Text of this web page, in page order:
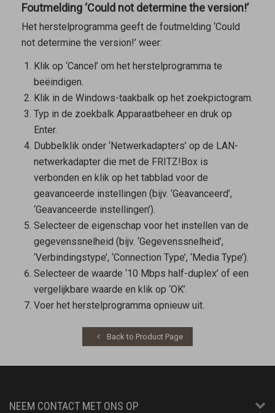
Foutmelding ‘Could not determine the version!’
Het herstelprogramma geeft de foutmelding ‘Could
not determine the version!’ weer:
Klik op ‘Cancel’ om het herstelprogramma te
beëindigen.
Klik in de Windows-taakbalk op het zoekpictogram.
Typ in de zoekbalk Apparaatbeheeren druk op
Enter.
Dubbelklik onder ‘Netwerkadapters’ op de LAN-
netwerkadapter die met de FRITZ!Box is
verbonden en klik op het tabblad voor de
geavanceerde instellingen (bijv. ‘Geavanceerd’,
‘Geavanceerde instellingen’).
Selecteer de eigenschap voor het instellen van de
gegevenssnelheid (bijv. ‘Gegevenssnelheid’,
‘Verbindingstype’, ‘Connection Type’, ‘Media Type’).
Selecteer de waarde ‘10 Mbps half-duplex’ of een
vergelijkbare waarde en klik op ‘OK’.
Voer het herstelprogramma opnieuw uit.
Back to Product Page
NEEM CONTACT MET ONS OP